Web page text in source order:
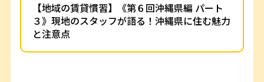
【地域の賃貸慣習】《第６回沖縄県編 パート
３》現地のスタッフが語る！沖縄県に住む魅力
と注意点